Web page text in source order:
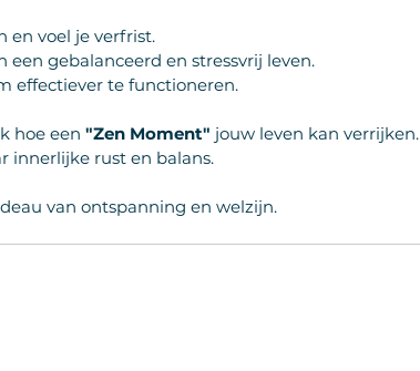
en voel je verfrist.
een gebalanceerd en stressvrij leven.
effectiever te functioneren.
hoe een "Zen Moment" jouw leven kan verrijken.
innerlijke rust en balans.
van ontspanning en welzijn.